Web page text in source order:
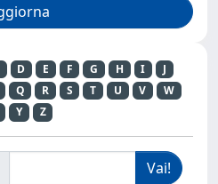
D E F G H I
J
Q R S T U V
W
Y Z